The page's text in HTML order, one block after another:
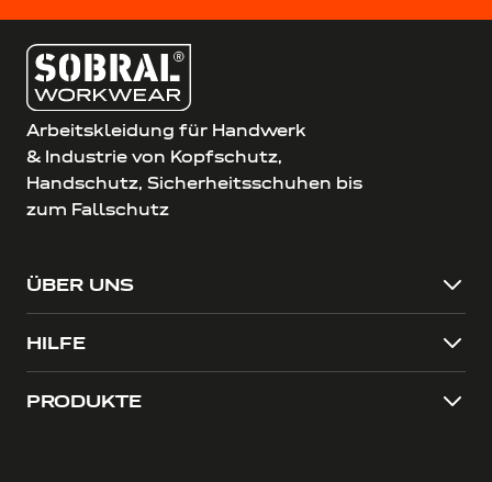
Arbeitskleidung für Handwerk
& Industrie von Kopfschutz,
Handschutz, Sicherheitsschuhen bis
zum Fallschutz
ÜBER UNS
HILFE
PRODUKTE